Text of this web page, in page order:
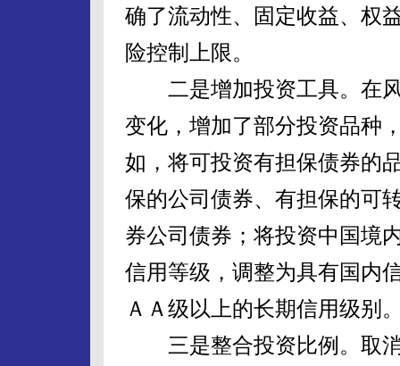
确了流动性、固定收益、权
险控制上限。
二是增加投资工具。在风
变化，增加了部分投资品种
如，将可投资有担保债券的
保的公司债券、有担保的可
券公司债券；将投资中国境
信用等级，调整为具有国内
ＡＡ级以上的长期信用级别
三是整合投资比例。取消